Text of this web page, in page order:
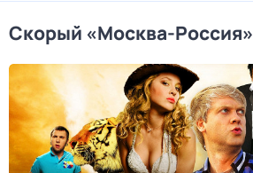
Скорый «Москва-Россия»